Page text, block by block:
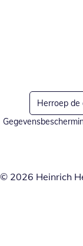
Herroep de
© 2026 Heinrich